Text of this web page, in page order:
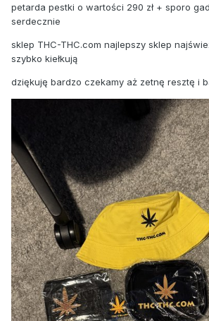
petarda pestki o wartości 290 zł + sporo
serdecznie
sklep THC-THC.com najlepszy sklep
szybko kiełkują
dziękuję bardzo czekamy aż zetnę resztę i